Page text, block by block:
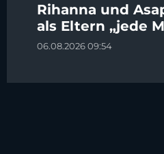
Rihanna und
als Eltern „jede
06.08.2026 09:54